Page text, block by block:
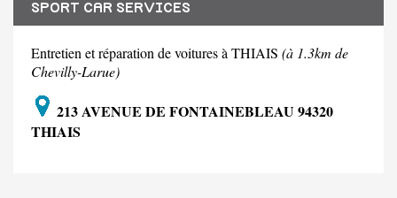
SPORT CAR SERVICES
Entretien et réparation de voitures à THIAIS (à 1.3km de
Chevilly-Larue)
213 AVENUE DE FONTAINEBLEAU 94320
THIAIS